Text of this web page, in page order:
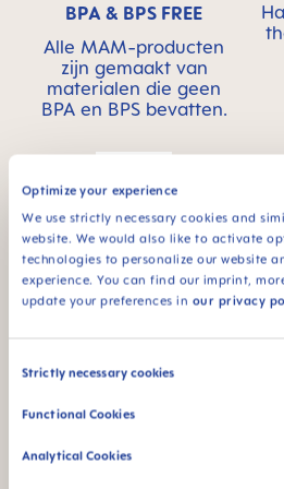
Optimize your experience
We use strictly necessary cookies and
website. We would also like to activate
technologies to personalize our website
experience. You can find our imprint,
update your preferences in our privacy
Consent
Strictly necessary cookies
Functional Cookies
Analytical Cookies
BPA & BPS FREE
Alle MAM-producten
zijn gemaakt van
materialen die geen
BPA en BPS bevatten.
Voor baby’s vanaf 8
maanden